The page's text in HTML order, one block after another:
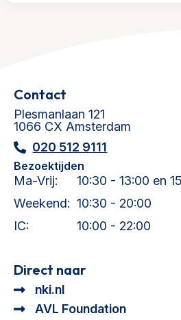
Contact
Plesmanlaan 121
1066 CX Amsterdam
020 512 9111
Bezoektijden
Ma-Vrij:
10:30 - 13:00 en
Weekend: 10:30 - 20:00
IC:
10:00 - 22:00
Direct naar
nki.nl
AVL Foundation